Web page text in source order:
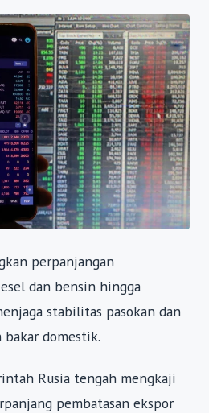
perpanjangan
dan bensin hingga
stabilitas pasokan dan
bakar domestik.
Rusia tengah mengkaji
pembatasan ekspor